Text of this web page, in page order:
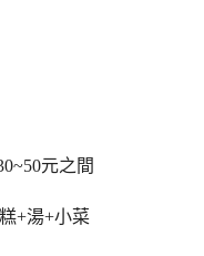
元之間
+湯+小菜